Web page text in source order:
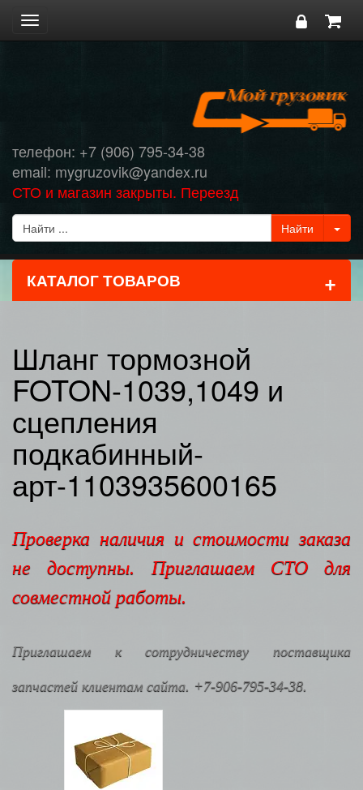
Toggle
navigation
телефон: +7 (906) 795-34-38
email: mygruzovik@yandex.ru
СТО и магазин закрыты. Переезд
КАТАЛОГ ТОВАРОВ +
Шланг тормозной
FOTON-1039,1049 и
сцепления
подкабинный-
арт-1103935600165
Проверка наличия и стоимости заказа
не доступны. Приглашаем СТО для
совместной работы.
Приглашаем к сотрудничеству поставщика
запчастей клиентам сайта. +7-906-795-34-38.